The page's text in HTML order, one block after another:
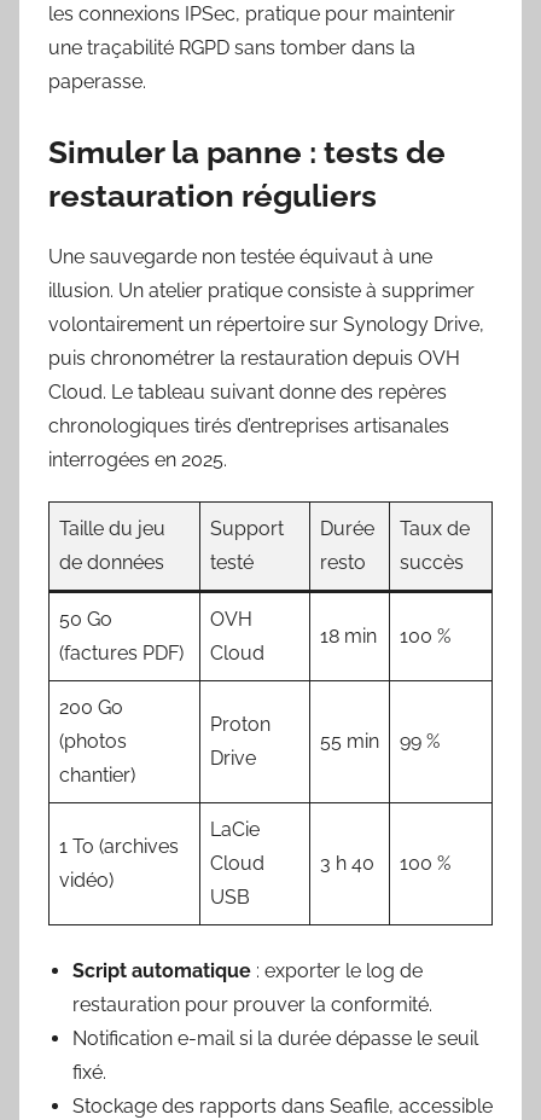
les connexions IPSec, pratique pour maintenir
une traçabilité RGPD sans tomber dans la
paperasse.
Simuler la panne : tests de
restauration réguliers
Une sauvegarde non testée équivaut à une
illusion. Un atelier pratique consiste à supprimer
volontairement un répertoire sur Synology Drive,
puis chronométrer la restauration depuis OVH
Cloud. Le tableau suivant donne des repères
chronologiques tirés d’entreprises artisanales
interrogées en 2025.
Taille du jeu
de données
Support
testé
Durée
resto
Taux de
succès
50 Go
(factures PDF)
OVH
Cloud
18 min 100 %
200 Go
(photos
chantier)
Proton
Drive
55 min 99 %
1 To (archives
vidéo)
LaCie
Cloud
USB
3 h 40 100 %
Script automatique : exporter le log de
restauration pour prouver la conformité.
Notification e-mail si la durée dépasse le seuil
fixé.
Stockage des rapports dans Seafile, accessible